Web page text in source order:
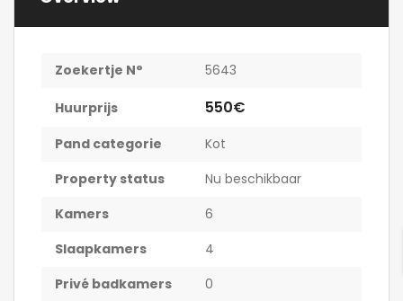
Zoekertje N° 5643
Huurprijs 550€
Pand categorie
Kot
Property status
Nu beschikbaar
Kamers
6
Slaapkamers
4
Privé badkamers
0